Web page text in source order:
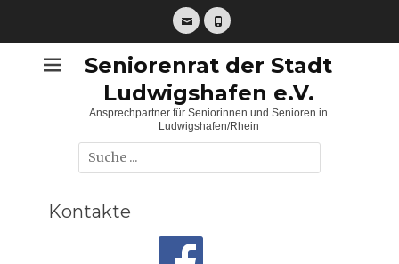
E-
Telefon
Seniorenrat der Stadt
Ludwigshafen e.V.
Ansprechpartner für Seniorinnen und Senioren in
Ludwigshafen/Rhein
Suche
nach:
Kontakte